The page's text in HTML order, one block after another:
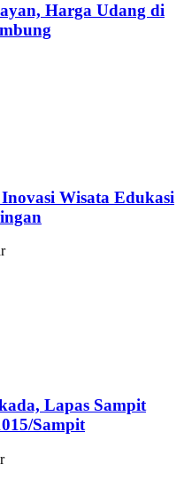
Harga Udang di
Wisata Edukasi
Lapas Sampit
Sampit